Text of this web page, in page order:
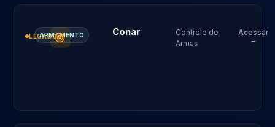
LEGADO
ARMAMENTO Conar
Controle de
Armas
Acessar
→